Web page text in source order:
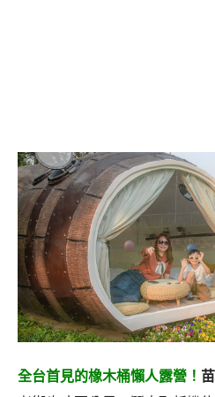
全台首見的橡木桶懶人露營！